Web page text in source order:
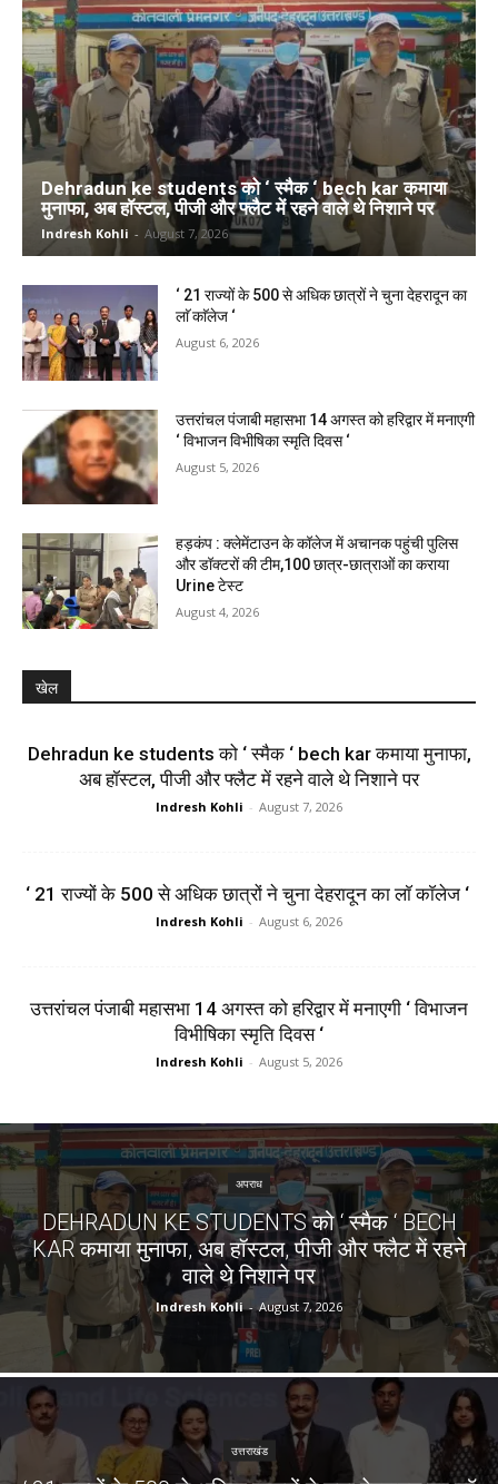
Dehradun ke students को ‘ स्मैक ‘ bech kar कमाया
मुनाफा, अब हॉस्टल, पीजी और फ्लैट में रहने वाले थे निशाने पर
Indresh Kohli - August 7, 2026
‘ 21 राज्यों के 500 से अधिक छात्रों ने चुना देहरादून का
लाॅ काॅलेज ‘
August 6, 2026
उत्तरांचल पंजाबी महासभा 14 अगस्त को हरिद्वार में मनाएगी
‘ विभाजन विभीषिका स्मृति दिवस ‘
August 5, 2026
हड़कंप : क्लेमेंटाउन के कॉलेज में अचानक पहुंची पुलिस
और डॉक्टरों की टीम,100 छात्र-छात्राओं का कराया
Urine टेस्ट
August 4, 2026
खेल
Dehradun ke students को ‘ स्मैक ‘ bech kar कमाया मुनाफा,
अब हॉस्टल, पीजी और फ्लैट में रहने वाले थे निशाने पर
Indresh Kohli - August 7, 2026
‘ 21 राज्यों के 500 से अधिक छात्रों ने चुना देहरादून का लाॅ काॅलेज ‘
Indresh Kohli - August 6, 2026
उत्तरांचल पंजाबी महासभा 14 अगस्त को हरिद्वार में मनाएगी ‘ विभाजन
विभीषिका स्मृति दिवस ‘
Indresh Kohli - August 5, 2026
अपराध
DEHRADUN KE STUDENTS को ‘ स्मैक ‘ BECH
KAR कमाया मुनाफा, अब हॉस्टल, पीजी और फ्लैट में रहने
वाले थे निशाने पर
Indresh Kohli - August 7, 2026
उत्तराखंड